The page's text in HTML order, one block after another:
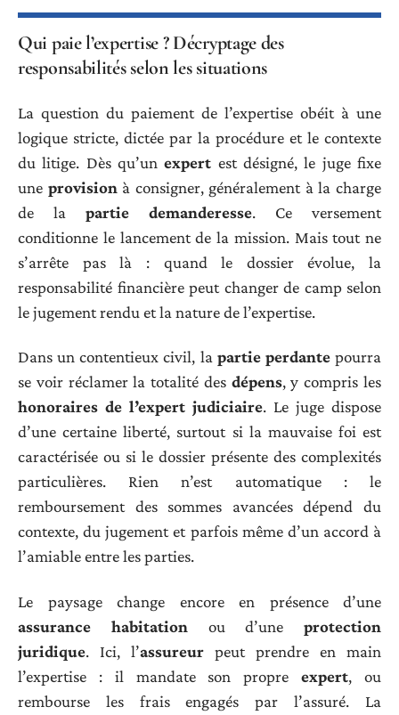
Qui paie l’expertise ? Décryptage des
responsabilités selon les situations
La question du paiement de l’expertise obéit à une
logique stricte, dictée par la procédure et le contexte
du litige. Dès qu’unexpert est désigné, le juge fixe
une provision à consigner, généralement à la charge
de la partie demanderesse. Ce versement
conditionne le lancement de la mission. Mais tout ne
s’arrête pas là : quand le dossier évolue, la
responsabilité financière peut changer de camp selon
le jugement rendu et la nature de l’expertise.
Dans un contentieux civil, la partie perdantepourra
se voir réclamer la totalité des dépens, y compris les
honoraires de l’expert judiciaire. Le juge dispose
d’une certaine liberté, surtout si la mauvaise foi est
caractérisée ou si le dossier présente des complexités
particulières. Rien n’est automatique : le
remboursement des sommes avancées dépend du
contexte, du jugement et parfois même d’un accord à
l’amiable entre les parties.
Le paysage change encore en présence d’une
assurance habitation ou d’une protection
juridique. Ici, l’assureur peut prendre en main
l’expertise : il mandate son propreexpert, ou
rembourse les frais engagés par l’assuré. La